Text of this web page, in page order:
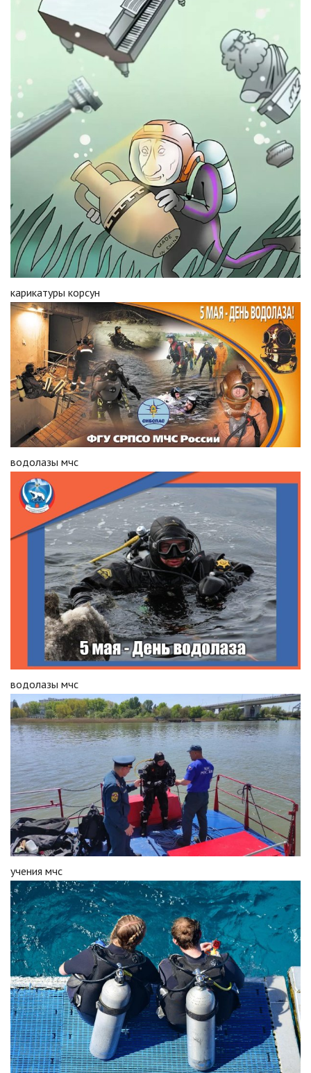
карикатуры корсун
водолазы мчс
водолазы мчс
учения мчс